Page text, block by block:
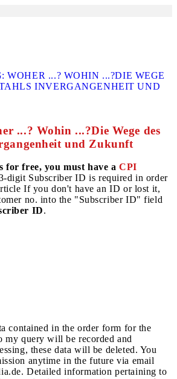
WOHER ...? WOHIN ...?DIE WEGE
INVERGANGENHEIT UND
...? Wohin ...?Die Wege des
und Zukunft
for free, you must have aCPI
digit Subscriber ID is required in order
If you don't have an ID or lost it,
no. into the "Subscriber ID" field
ID.
contained in the order form for the
my query will be recorded and
these data will be deleted. You
anytime in the future via email
Detailed information pertaining to